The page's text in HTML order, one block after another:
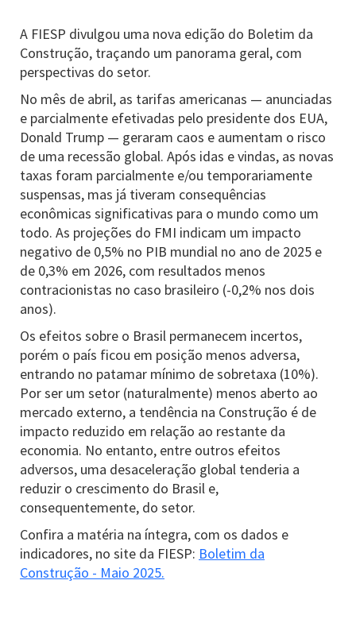
A FIESP divulgou uma nova edição do Boletim da
Construção, traçando um panorama geral, com
perspectivas do setor.
No mês de abril, as tarifas americanas — anunciadas
e parcialmente efetivadas pelo presidente dos EUA,
Donald Trump — geraram caos e aumentam o risco
de uma recessão global. Após idas e vindas, as novas
taxas foram parcialmente e/ou temporariamente
suspensas, mas já tiveram consequências
econômicas significativas para o mundo como um
todo. As projeções do FMI indicam um impacto
negativo de 0,5% no PIB mundial no ano de 2025 e
de 0,3% em 2026, com resultados menos
contracionistas no caso brasileiro (-0,2% nos dois
anos).
Os efeitos sobre o Brasil permanecem incertos,
porém o país ficou em posição menos adversa,
entrando no patamar mínimo de sobretaxa (10%).
Por ser um setor (naturalmente) menos aberto ao
mercado externo, a tendência na Construção é de
impacto reduzido em relação ao restante da
economia. No entanto, entre outros efeitos
adversos, uma desaceleração global tenderia a
reduzir o crescimento do Brasil e,
consequentemente, do setor.
Confira a matéria na íntegra, com os dados e
indicadores, no site da FIESP: Boletim da
Construção - Maio 2025.